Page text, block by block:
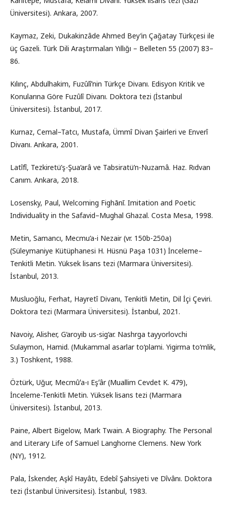
Üniversitesi). Ankara, 2007.
Kaymaz, Zeki, Dukakinzâde Ahmed Bey’in Çağatay Türkçesi ile
üç Gazeli. Türk Dili Araştırmaları Yıllığı – Belleten 55 (2007) 83–
86.
Kılınç, Abdulhakim, Fuzûlî’nin Türkçe Divanı. Edisyon Kritik ve
Konularına Göre Fuzûlî Divanı. Doktora tezi (İstanbul
Üniversitesi). İstanbul, 2017.
Kurnaz, Cemal–Tatcı, Mustafa, Ümmî Divan Şairleri ve Enverî
Divanı. Ankara, 2001.
Latîfî, Tezkiretü’ş-Şua‘arâ ve Tabsiratü’n-Nuzamâ. Haz. Rıdvan
Canım. Ankara, 2018.
Losensky, Paul, Welcoming Fighānī. Imitation and Poetic
Individuality in the Safavid–Mughal Ghazal. Costa Mesa, 1998.
Metin, Samancı, Mecmu’a-i Nezair (vr. 150b-250a)
(Süleymaniye Kütüphanesi H. Hüsnü Paşa 1031) İnceleme–
Tenkitli Metin. Yüksek lisans tezi (Marmara Üniversitesi).
İstanbul, 2013.
Musluoğlu, Ferhat, Hayretî Divanı, Tenkitli Metin, Dil İçi Çeviri.
Doktora tezi (Marmara Üniversitesi). İstanbul, 2021.
Navoiy, Alisher, G‘aroyib us-sig‘ar. Nashrga tayyorlovchi
Sulaymon, Hamid. (Mukammal asarlar to‘plami. Yigirma to‘mlik,
3.) Toshkent, 1988.
Öztürk, Uğur, Mecmûʻa-ı Eşʻâr (Muallim Cevdet K. 479),
İnceleme-Tenkitli Metin. Yüksek lisans tezi (Marmara
Üniversitesi). İstanbul, 2013.
Paine, Albert Bigelow, Mark Twain. A Biography. The Personal
and Literary Life of Samuel Langhorne Clemens. New York
(NY), 1912.
Pala, İskender, Aşkî Hayâtı, Edebî Şahsiyeti ve Dîvânı. Doktora
tezi (İstanbul Üniversitesi). İstanbul, 1983.